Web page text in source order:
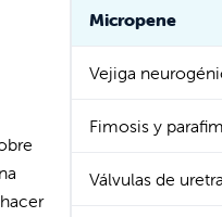
Micropene
Vejiga
Fimosis y
Válvulas de